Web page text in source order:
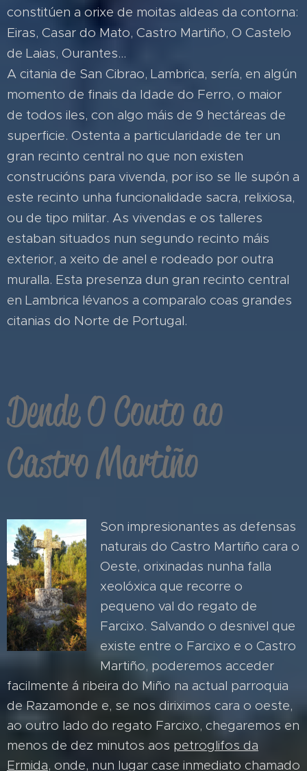
constitúen a orixe de moitas aldeas da contorna:
Eiras, Casar do Mato, Castro Martiño, O Castelo
de Laias, Ourantes...
A citania de San Cibrao, Lambrica, sería, en algún
momento de finais da Idade do Ferro, o maior
de todos iles, con algo máis de 9 hectáreas de
superficie. Ostenta a particularidade de ter un
gran recinto central no que non existen
construcións para vivenda, por iso se lle supón a
este recinto unha funcionalidade sacra, relixiosa,
ou de tipo militar. As vivendas e os talleres
estaban situados nun segundo recinto máis
exterior, a xeito de anel e rodeado por outra
muralla. Esta presenza dun gran recinto central
en Lambrica lévanos a comparalo coas grandes
citanias do Norte de Portugal.
Dende O Couto ao
Castro Martiño
Son impresionantes as defensas
naturais do Castro Martiño cara o
Oeste, orixinadas nunha falla
xeolóxica que recorre o
pequeno val do regato de
Farcixo. Salvando o desnivel que
existe entre o Farcixo e o Castro
Martiño, poderemos acceder
facilmente á ribeira do Miño na actual parroquia
de Razamonde e, se nos diriximos cara o oeste,
ao outro lado do regato Farcixo, chegaremos en
menos de dez minutos aos petroglifos da
Ermida, onde, nun lugar case inmediato chamado